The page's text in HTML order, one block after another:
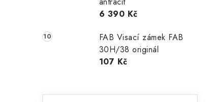
6 390 Kč
FAB Visací zámek FAB
30H/38 originál
107 Kč